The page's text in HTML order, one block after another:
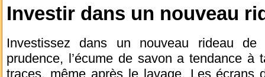
Investir dans un nouveau
Investissez dans un nouveau rideau
prudence, l’écume de savon a tendance
traces, même après le lavage. Les écrans